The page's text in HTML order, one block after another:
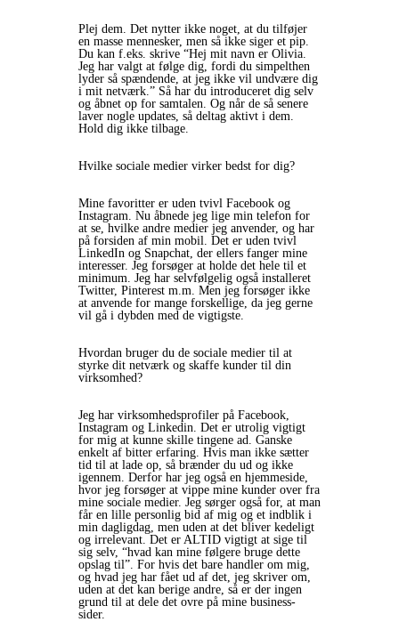
Plej dem. Det nytter ikke noget, at du tilføjer
en masse mennesker, men så ikke siger et pip.
Du kan f.eks. skrive “Hej mit navn er Olivia.
Jeg har valgt at følge dig, fordi du simpelthen
lyder så spændende, at jeg ikke vil undvære dig
i mit netværk.” Så har du introduceret dig selv
og åbnet op for samtalen. Og når de så senere
laver nogle updates, så deltag aktivt i dem.
Hold dig ikke tilbage.
Hvilke sociale medier virker bedst for dig?
Mine favoritter er uden tvivl Facebook og
Instagram. Nu åbnede jeg lige min telefon for
at se, hvilke andre medier jeg anvender, og har
på forsiden af min mobil. Det er uden tvivl
LinkedIn og Snapchat, der ellers fanger mine
interesser. Jeg forsøger at holde det hele til et
minimum. Jeg har selvfølgelig også installeret
Twitter, Pinterest m.m. Men jeg forsøger ikke
at anvende for mange forskellige, da jeg gerne
vil gå i dybden med de vigtigste.
Hvordan bruger du de sociale medier til at
styrke dit netværk og skaffe kunder til din
virksomhed?
Jeg har virksomhedsprofiler på Facebook,
Instagram og Linkedin. Det er utrolig vigtigt
for mig at kunne skille tingene ad. Ganske
enkelt af bitter erfaring. Hvis man ikke sætter
tid til at lade op, så brænder du ud og ikke
igennem. Derfor har jeg også en hjemmeside,
hvor jeg forsøger at vippe mine kunder over fra
mine sociale medier. Jeg sørger også for, at man
får en lille personlig bid af mig og et indblik i
min dagligdag, men uden at det bliver kedeligt
og irrelevant. Det er ALTID vigtigt at sige til
sig selv, “hvad kan mine følgere bruge dette
opslag til”. For hvis det bare handler om mig,
og hvad jeg har fået ud af det, jeg skriver om,
uden at det kan berige andre, så er der ingen
grund til at dele det ovre på mine business-
sider.